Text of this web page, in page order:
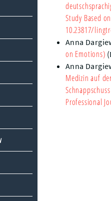
Study Based
10.23817/
Anna
on Emotions)
Anna
Medizin auf
Schnappschuss
Professional